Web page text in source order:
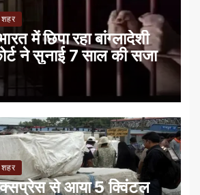
शहर
में छिपा रहा बांग्लादेशी
ने सुनाई 7 साल की सजा
शहर
से आया 5 क्विंटल